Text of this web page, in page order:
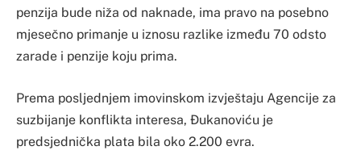
penzija bude niža od naknade, ima pravo na posebno
mjesečno primanje u iznosu razlike između 70 odsto
zarade i penzije koju prima.
Prema posljednjem imovinskom izvještaju Agencije za
suzbijanje konflikta interesa, Đukanoviću je
predsjednička plata bila oko 2.200 evra.